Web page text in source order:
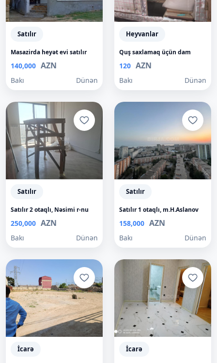
Satılır
Masazirda heyət evi satılır
140,000 AZN
Bakı Dünən
Heyvanlar
Quş saxlamaq üçün dam
120 AZN
Bakı Dünən
Satılır
Satılır 2 otaqlı, Nəsimi r-nu
250,000 AZN
Bakı Dünən
Satılır
Satılır 1 otaqlı, m.H.Aslanov
158,000 AZN
Bakı Dünən
İcarə İcarə